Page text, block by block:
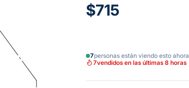
$715
7personas están viendo esto ahora
7vendidos en las últimas 8 horas